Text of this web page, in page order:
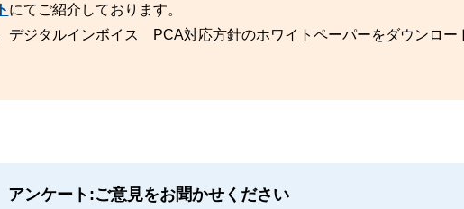
にてご紹介しております。
デジタルインボイス PCA対応方針のホワイトペーパーをダウンロー
アンケート:ご意見をお聞かせください